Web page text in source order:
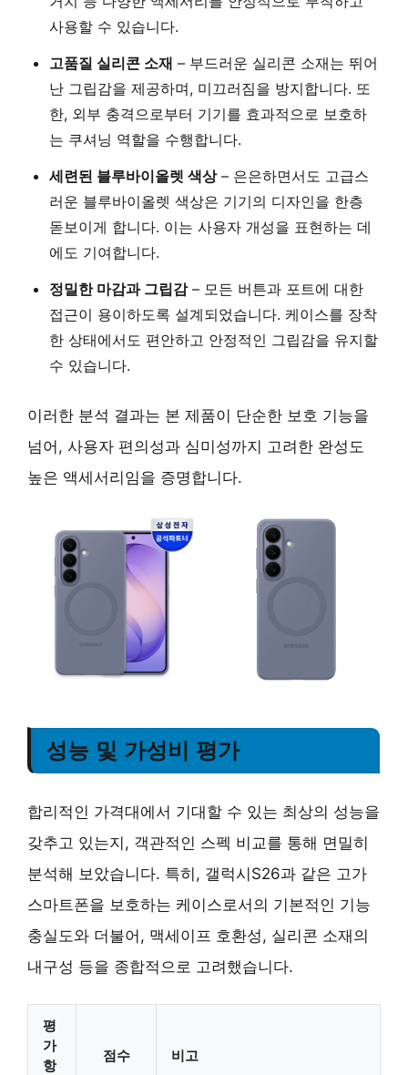
사용할 수 있습니다.
고품질 실리콘 소재 – 부드러운 실리콘 소재는 뛰어
난 그립감을 제공하며, 미끄러짐을 방지합니다. 또
한, 외부 충격으로부터 기기를 효과적으로 보호하
는 쿠셔닝 역할을 수행합니다.
세련된 블루바이올렛 색상– 은은하면서도 고급스
러운 블루바이올렛 색상은 기기의 디자인을 한층
돋보이게 합니다. 이는 사용자 개성을 표현하는 데
에도 기여합니다.
정밀한 마감과 그립감– 모든 버튼과 포트에 대한
접근이 용이하도록 설계되었습니다. 케이스를 장착
한 상태에서도 편안하고 안정적인 그립감을 유지할
수 있습니다.
이러한 분석 결과는 본 제품이 단순한 보호 기능을
넘어, 사용자 편의성과 심미성까지 고려한 완성도
높은 액세서리임을 증명합니다.
성능 및 가성비 평가
합리적인 가격대에서 기대할 수 있는 최상의 성능을
갖추고 있는지, 객관적인 스펙 비교를 통해 면밀히
분석해 보았습니다. 특히, 갤럭시S26과 같은 고가
스마트폰을 보호하는 케이스로서의 기본적인 기능
충실도와 더불어, 맥세이프 호환성, 실리콘 소재의
내구성 등을 종합적으로 고려했습니다.
평
가
항
점수 비고